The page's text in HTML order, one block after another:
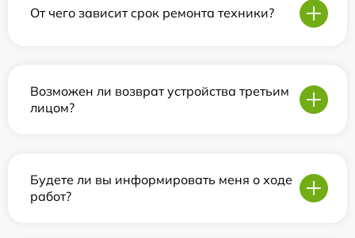
От чего зависит срок ремонта техники?
Возможен ли возврат устройства третьим
лицом?
Будете ли вы информировать меня о ходе
работ?